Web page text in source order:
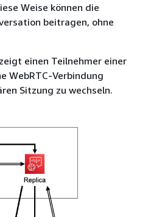
Weise können die
beitragen, ohne
einen Teilnehmer einer
WebRTC-Verbindung
Sitzung zu wechseln.